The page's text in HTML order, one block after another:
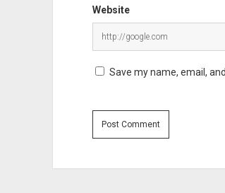
Website
Save my name, email,